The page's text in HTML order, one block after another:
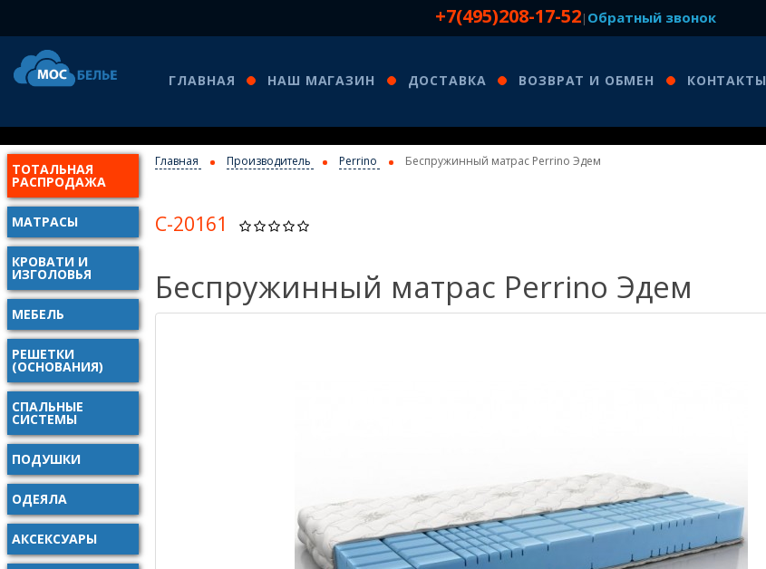
+7(495)208-17-52| Обратный звонок
ТОТАЛЬНАЯ
РАСПРОДАЖА
МАТРАСЫ
КРОВАТИ И
ИЗГОЛОВЬЯ
МЕБЕЛЬ
РЕШЕТКИ
(ОСНОВАНИЯ)
СПАЛЬНЫЕ
СИСТЕМЫ
ПОДУШКИ
ОДЕЯЛА
АКСЕКСУАРЫ
ГЛАВНАЯ НАШ МАГАЗИН ДОСТАВКА ВОЗВРАТ И ОБМЕН КОНТАКТЫ
Главная Производитель Perrino Беспружинный матрас Perrino Эдем
С-20161
Беспружинный матрас Perrino Эдем